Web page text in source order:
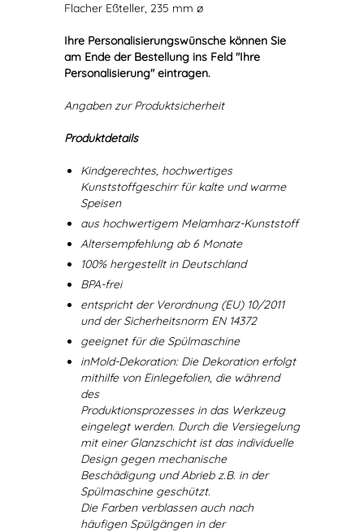
Flacher Eßteller, 235 mm ø
Ihre Personalisierungswünsche können Sie
am Ende der Bestellung ins Feld "Ihre
Personalisierung" eintragen.
Angaben zur Produktsicherheit
Produktdetails
Kindgerechtes, hochwertiges
Kunststoffgeschirr für kalte und warme
Speisen
aus hochwertigem Melamharz-Kunststoff
Altersempfehlung ab 6 Monate
100% hergestellt in Deutschland
BPA-frei
entspricht der Verordnung (EU) 10/2011
und der Sicherheitsnorm EN 14372
geeignet für die Spülmaschine
inMold-Dekoration: Die Dekoration erfolgt
mithilfe von Einlegefolien, die während
des
Produktionsprozesses in das Werkzeug
eingelegt werden. Durch die Versiegelung
mit einer Glanzschicht ist das individuelle
Design gegen mechanische
Beschädigung und Abrieb z.B. in der
Spülmaschine geschützt.
Die Farben verblassen auch nach
häufigen Spülgängen in der